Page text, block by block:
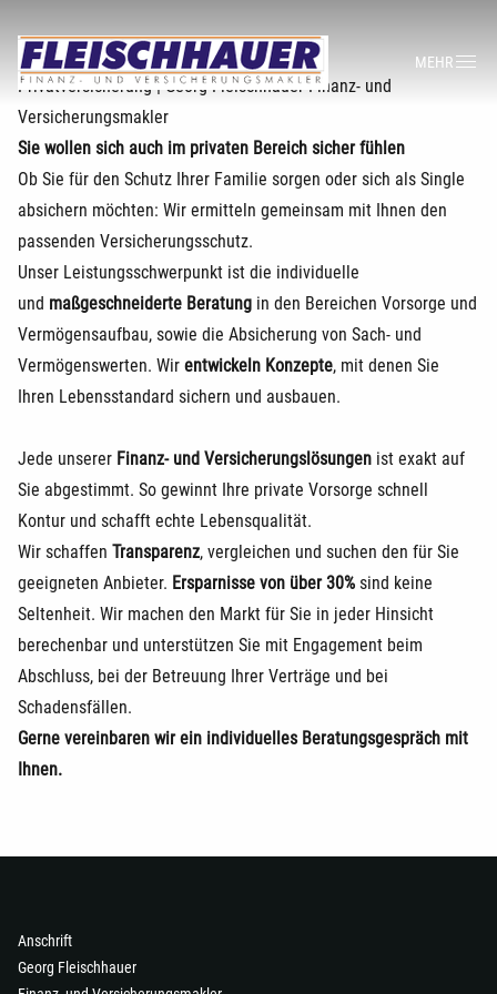
MEHR
Privatversicherung | Georg Fleischhauer Finanz- und
Versicherungsmakler
Sie wollen sich auch im privaten Bereich sicher fühlen
Ob Sie für den Schutz Ihrer Familie sorgen oder sich als Single
absichern möchten: Wir ermitteln gemeinsam mit Ihnen den
passenden Versicherungsschutz.
Unser Leistungsschwerpunkt ist die individuelle
und maßgeschneiderte Beratung in den Bereichen Vorsorge und
Vermögensaufbau, sowie die Absicherung von Sach- und
Vermögenswerten. Wir entwickeln Konzepte, mit denen Sie
Ihren Lebensstandard sichern und ausbauen.
Jede unserer Finanz- und Versicherungslösungen ist exakt auf
Sie abgestimmt. So gewinnt Ihre private Vorsorge schnell
Kontur und schafft echte Lebensqualität.
Wir schaffen Transparenz, vergleichen und suchen den für Sie
geeigneten Anbieter. Ersparnisse von über 30% sind keine
Seltenheit. Wir machen den Markt für Sie in jeder Hinsicht
berechenbar und unterstützen Sie mit Engagement beim
Abschluss, bei der Betreuung Ihrer Verträge und bei
Schadensfällen.
Gerne vereinbaren wir ein individuelles Beratungsgespräch mit
Ihnen.
Anschrift
Georg Fleischhauer